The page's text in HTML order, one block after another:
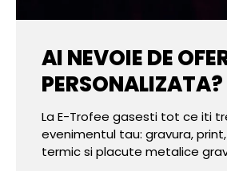
AI NEVOIE DE
PERSONALIZATA?
La E-Trofee gasesti tot ce iti
evenimentul tau: gravura,
termic si placute metalice